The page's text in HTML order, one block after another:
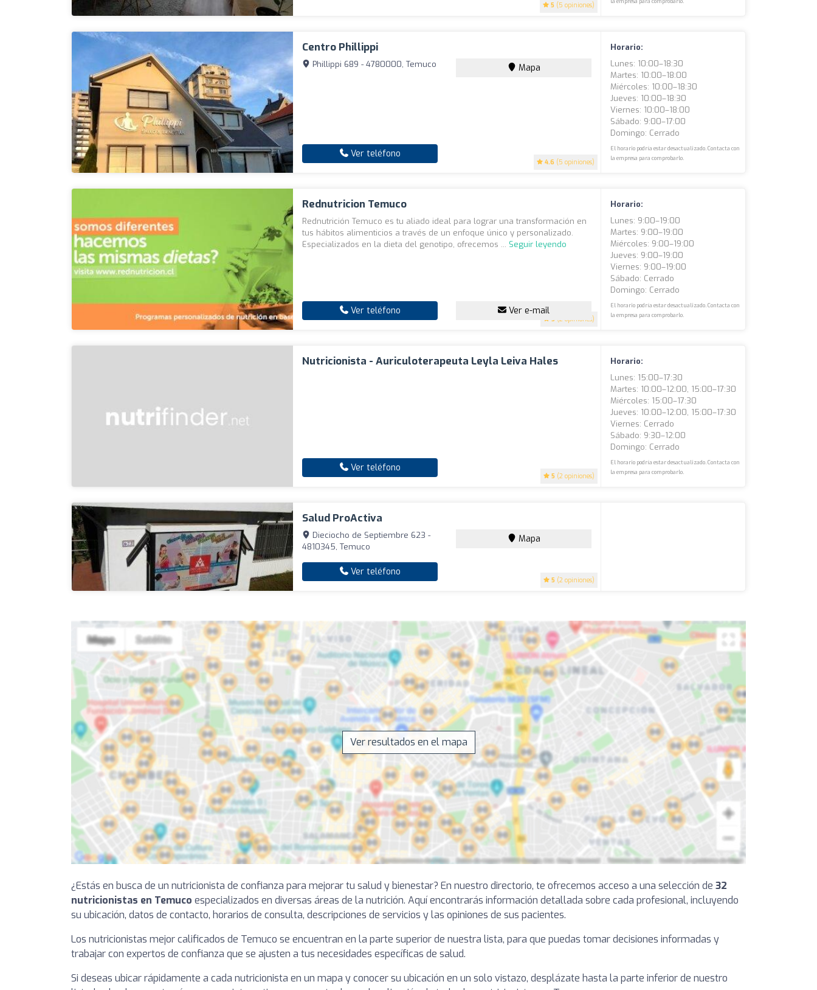
5 (5 opiniones)
Centro Phillippi
4.6 (5 opiniones)
Phillippi 689 - 4780000, Temuco Mapa
Ver teléfono
Horario:
Lunes: 10:00–18:30
Martes: 10:00–18:00
Miércoles: 10:00–18:30
Jueves: 10:00–18:30
Viernes: 10:00–18:00
Sábado: 9:00–17:00
Domingo: Cerrado
El horario podría estar desactualizado. Contacta con
la empresa para comprobarlo.
Rednutricion Temuco
5 (2 opiniones)
Rednutrición Temuco es tu aliado ideal para lograr una transformación en
tus hábitos alimenticios a través de un enfoque único y personalizado.
Especializados en la dieta del genotipo, ofrecemos ... Seguir leyendo
Ver teléfono Ver e-mail
Horario:
Lunes: 9:00–19:00
Martes: 9:00–19:00
Miércoles: 9:00–19:00
Jueves: 9:00–19:00
Viernes: 9:00–19:00
Sábado: Cerrado
Domingo: Cerrado
El horario podría estar desactualizado. Contacta con
la empresa para comprobarlo.
Nutricionista - Auriculoterapeuta Leyla Leiva Hales
5 (2 opiniones)
Ver teléfono
Horario:
Lunes: 15:00–17:30
Martes: 10:00–12:00, 15:00–17:30
Miércoles: 15:00–17:30
Jueves: 10:00–12:00, 15:00–17:30
Viernes: Cerrado
Sábado: 9:30–12:00
Domingo: Cerrado
El horario podría estar desactualizado. Contacta con
la empresa para comprobarlo.
Salud ProActiva
5 (2 opiniones)
Dieciocho de Septiembre 623 -
4810345, Temuco
Mapa
Ver teléfono
Ver resultados en el mapa
¿Estás en busca de un nutricionista de confianza para mejorar tu salud y bienestar? En nuestro directorio, te ofrecemos acceso a una selección de 32
nutricionistas en Temuco especializados en diversas áreas de la nutrición. Aquí encontrarás información detallada sobre cada profesional, incluyendo
su ubicación, datos de contacto, horarios de consulta, descripciones de servicios y las opiniones de sus pacientes.
Los nutricionistas mejor calificados de Temuco se encuentran en la parte superior de nuestra lista, para que puedas tomar decisiones informadas y
trabajar con expertos de confianza que se ajusten a tus necesidades específicas de salud.
Si deseas ubicar rápidamente a cada nutricionista en un mapa y conocer su ubicación en un solo vistazo, desplázate hasta la parte inferior de nuestro